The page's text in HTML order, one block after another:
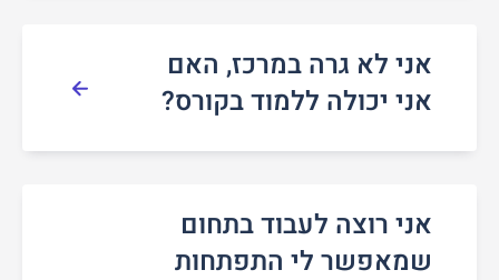
אני לא גרה במרכז, האם
אני יכולה ללמוד בקורס?
אני רוצה לעבוד בתחום
שמאפשר לי התפתחות